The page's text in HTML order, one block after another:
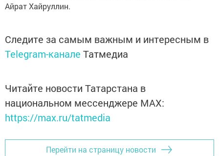
Айрат Хайруллин.
Следите за самым важным и интересным в
Telegram-канале Татмедиа
Читайте новости Татарстана в
национальном мессенджере MАХ:
https://max.ru/tatmedia
Перейти на страницу новости